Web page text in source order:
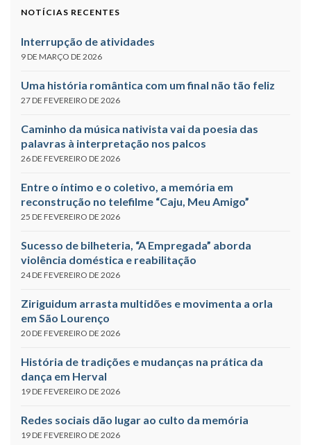
NOTÍCIAS RECENTES
Interrupção de atividades
9 DE MARÇO DE 2026
Uma história romântica com um final não tão feliz
27 DE FEVEREIRO DE 2026
Caminho da música nativista vai da poesia das
palavras à interpretação nos palcos
26 DE FEVEREIRO DE 2026
Entre o íntimo e o coletivo, a memória em
reconstrução no telefilme “Caju, Meu Amigo”
25 DE FEVEREIRO DE 2026
Sucesso de bilheteria, “A Empregada” aborda
violência doméstica e reabilitação
24 DE FEVEREIRO DE 2026
Ziriguidum arrasta multidões e movimenta a orla
em São Lourenço
20 DE FEVEREIRO DE 2026
História de tradições e mudanças na prática da
dança em Herval
19 DE FEVEREIRO DE 2026
Redes sociais dão lugar ao culto da memória
19 DE FEVEREIRO DE 2026